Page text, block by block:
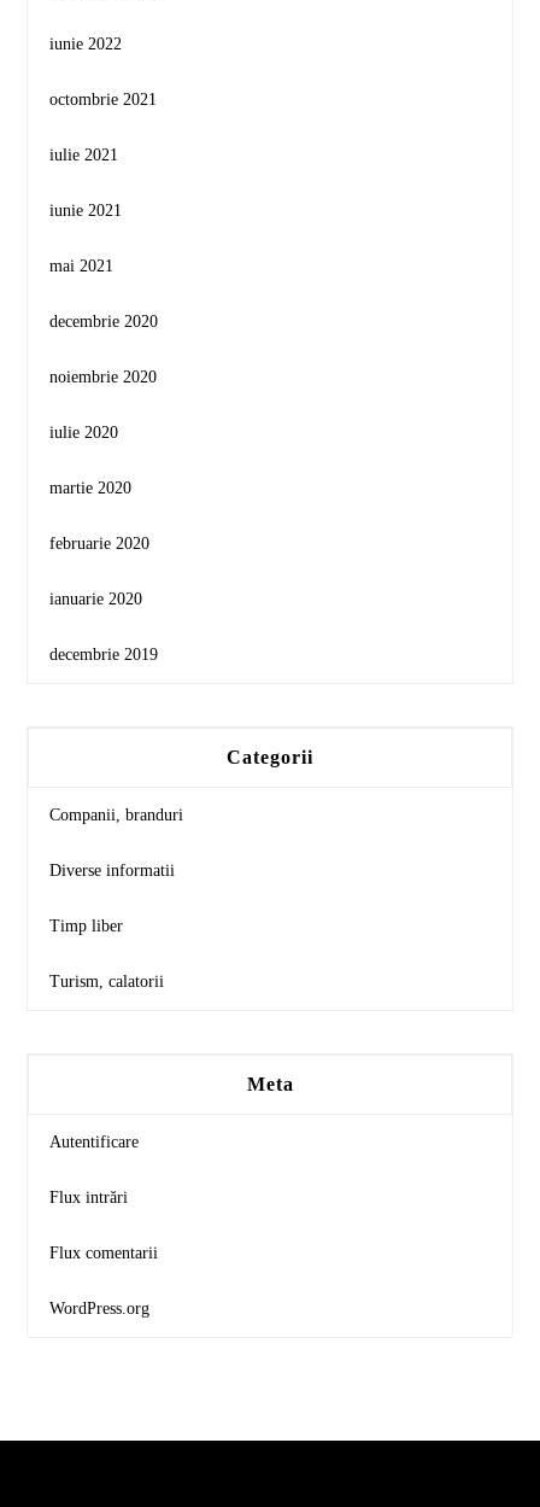
iunie 2022
octombrie 2021
iulie 2021
iunie 2021
mai 2021
decembrie 2020
noiembrie 2020
iulie 2020
martie 2020
februarie 2020
ianuarie 2020
decembrie 2019
Categorii
Companii, branduri
Diverse informatii
Timp liber
Turism, calatorii
Meta
Autentificare
Flux intrări
Flux comentarii
WordPress.org